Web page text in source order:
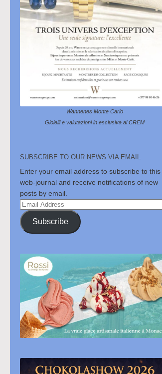
Wannenes Monte Carlo
Gioielli e valutazioni in esclusiva al CREM
SUBSCRIBE TO OUR NEWS VIA EMAIL
Enter your email address to subscribe to this
web-journal and receive notifications of new
posts by email.
Email
Address
Subscribe